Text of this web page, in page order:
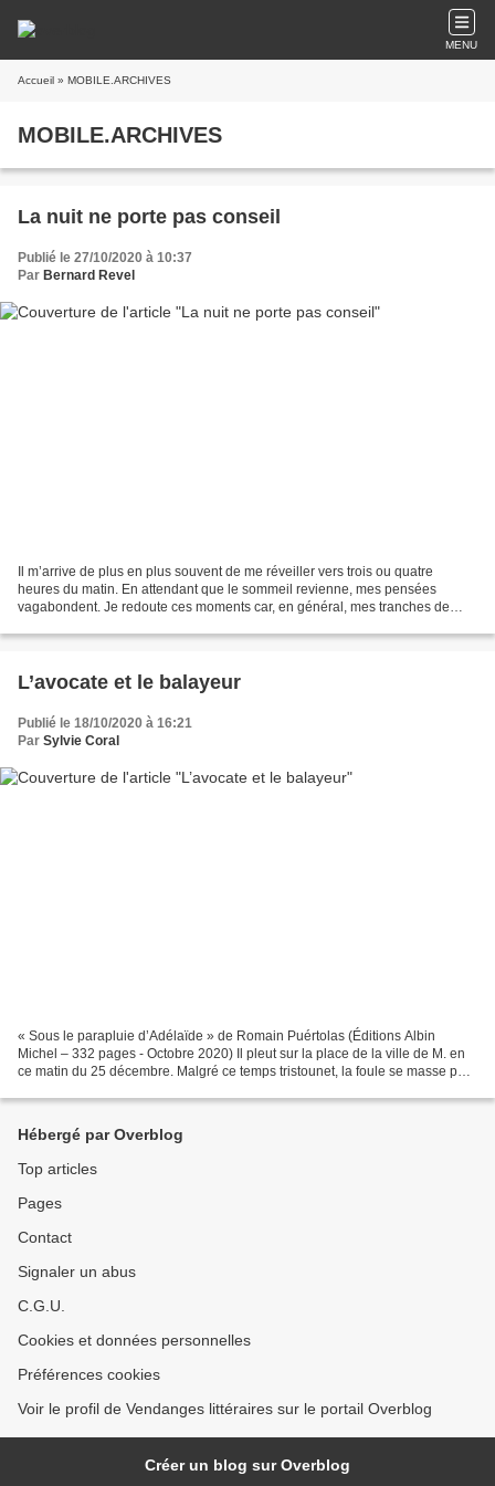
MENU
Accueil » MOBILE.ARCHIVES
MOBILE.ARCHIVES
La nuit ne porte pas conseil
Publié le 27/10/2020 à 10:37
Par Bernard Revel
Il m’arrive de plus en plus souvent de me réveiller vers trois ou quatre
heures du matin. En attendant que le sommeil revienne, mes pensées
vagabondent. Je redoute ces moments car, en général, mes tranches de
L’avocate et le balayeur
Publié le 18/10/2020 à 16:21
Par Sylvie Coral
« Sous le parapluie d’Adélaïde » de Romain Puértolas (Éditions Albin
Michel – 332 pages - Octobre 2020) Il pleut sur la place de la ville de M. en
ce matin du 25 décembre. Malgré ce temps tristounet, la foule se masse pour
Hébergé par Overblog
Top articles
Pages
Contact
Signaler un abus
C.G.U.
Cookies et données personnelles
Préférences cookies
Voir le profil de Vendanges littéraires sur le portail Overblog
Créer un blog sur Overblog